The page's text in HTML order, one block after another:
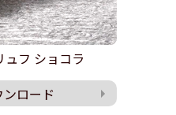
フ ショコラ
ロード